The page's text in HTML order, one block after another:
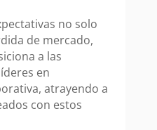
no solo
de mercado,
a las
en
atrayendo a
con estos